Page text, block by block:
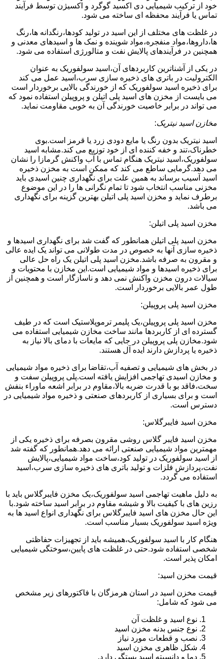
خود از ترکیب شیمیایی دی اکسید گوگرد و اکسیژن توسط فرآیند
تماس یا فرآیند محفظه ای ساخته می شود.
در غلظت های مختلف از این اسید در تولید کودها،رنگدانه ها،رنگ
ها،داروها،مواد منفجره،مواد شوینده و نمک ها و اسیدهای معدنی و
همچنین در فرآیندهای پالایش نفت و متالورژی استفاده می شود.
در یکی از آشناترین کاربردهای آن،اسید سولفوریک به عنوان
الکترولیت در باتری های ذخیره سازی سرب،اسید عمل می کند
برای ذخیره اسید سولفوریک که از خورندگی بالایی برخوردار است
می بایست از مخزن های اسید پلی اتیلن و پروپیلن استفاده نمود که
می تواند در برابر خاصیت خورندگی آن به خوبی مقاومت نماید.
مخازن اسید نیتریک:
اسید نیتریک بدون رنگ یا مایع دودی زرد یا قرمز است.بوی
خطرناک،تند و خفه کننده ای از خود توزیع می کند.مشابه اسید
سولفوریک،اسید نیتریک هنگام تماس با آب واکنش گرمازا را نشان
می دهد.گرمایی ساطع می کند که ممکن است به مخزن ذخیره
اسید آسیب برساند به همین علت برای نگهداری چنین اسیدی باید
مخزنی مناسب انتخاب شود تا تمام نگرانی ها را در این موضوع
برطرف نماید و مخزن اسید پلی اتیلن بهترین گزینه برای نگهداری
می باشد.
مخزن اسید پلی اتیلن:
مخزن اسید پلی اتیلن همانطور که گفت شد برای نگهداری اسیدها و
ذخیره سازی آنها به خصوص در مدت طولانی می تواند یک ایده عالی
و مقرون به صرفه باشد.مخزن اسید پلی اتیلن یک راه حل عالی
برای ذخیره اسیدها و مواد شیمیایی است.این مخازن با محتویات و
سیالات درون مخزن واکنش نمی دهد و ناسازگار است و همچنین از
طول عمر بالایی برخوردار است.
مخزن اسید پلی پروپیلن:
مخزن اسید پلی پروپیلن،یک پلیمر ترموپلاستیک است که در طیف
گسترده ای از کاربردها مانند ساخت مخازن شیمیایی استفاده می
شود.مخازن پلی پروپیلن در جایی که مایعات با دمای بالا نیاز به
ذخیره یا پردازش دارند ایده آل هستند.
در بخش های شیمیایی و تصفیه آب،تقاضا برای ذخیره مواد شیمیایی
و مخازن اسیدی تهاجمی افزایش یافته است.پلی پروپیلن سفت و
سخت،فاقد بو با قدرت ضربه بالا،مقاوم در برابر اشعه ماوراء بنفش
است و برای بسیاری از کاربردهای صنعتی و ذخیره مواد شیمیایی در
دسترس است.
مخزن اسید فایبرگلاس:
مخزن اسید فایبر گلاس روشی مقرون بصرفه برای ذخیره یکی از
مهمترین مواد شیمیایی صنعتی ارائه می دهد.همانطور که گفته شد
از اسید سولفوریک در تولید کود،ساخت مواد شیمیایی،پالایش
نفت،پردازش فلزات و تولید باتری های ذخیره سازی سرب،اسید
استفاده می گردد.
به دلیل ماهیت تهاجمی اسید سولفوریک،یک مخزن فایبرگلاس باید با
رزین های با کیفیت بالا و شیشه مقاوم در برابر اسید ساخته شود.با
این حال مخزن های اسید فایبرگلاس برای نگهداری انواع اسید ها به
ویژه اسید سولفوریک بسیار مناسب است.
هنگام کار با اسید سولفوریک،همیشه باید از تجهیزات حفاظتی
شخصی استفاده شود.حتی در غلظت های پایین،سوختگی شیمیایی
امکان پذیر است.
قیمت مخزن اسید:
قیمت مخزن اسید در استان هرمزگان با فاکتورهای زیر مشخص
می شود که شامل:
نوع اسید و غلظت آن
نوع جنس بدنه مخزن اسید
نصب و قطعات مورد نیاز
شکل ظاهری مخزن اسید
دما و دانسیته اسید بستگی دارد.